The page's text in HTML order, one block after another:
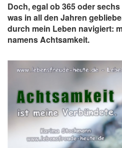
Doch, egal ob 365 oder
was in all den Jahren
durch mein Leben navigiert:
namens Achtsamkeit.